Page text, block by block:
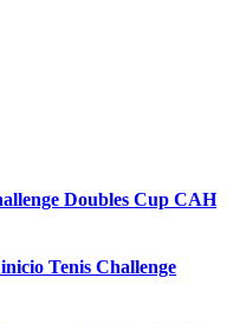
Doubles Cup CAH
Tenis Challenge